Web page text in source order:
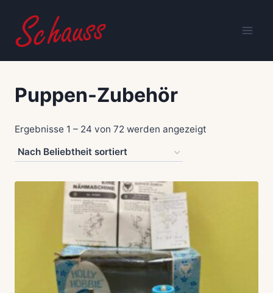
Inhalt
springen
Puppen-Zubehör
Ergebnisse 1 – 24 von 72 werden angezeigt